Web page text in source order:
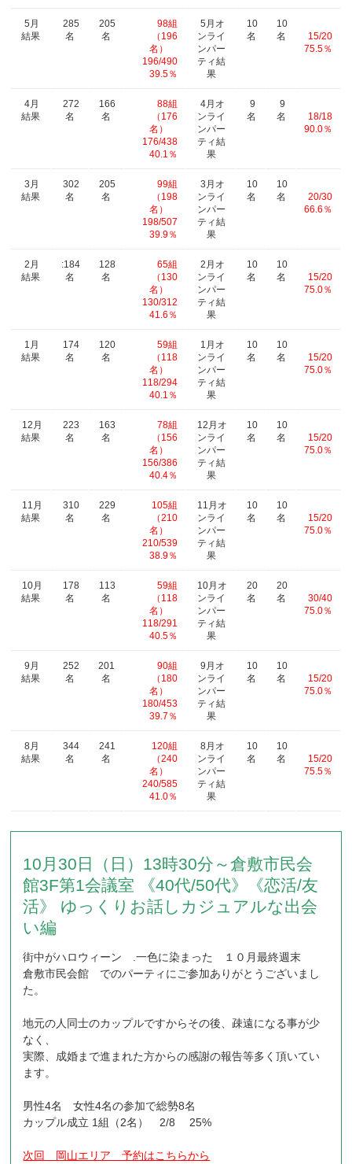
5月
結果
285
名
205
名
98組
（196
名）
196/490
39.5％
5月オ
ンライ
ンパー
ティ結
果
10
名
10
名
15/20
75.5％
4月
結果
272
名
166
名
88組
（176
名）
176/438
40.1％
4月オ
ンライ
ンパー
ティ結
果
9
名
9
名
18/18
90.0％
3月
結果
302
名
205
名
99組
（198
名）
198/507
39.9％
3月オ
ンライ
ンパー
ティ結
果
10
名
10
名
20/30
66.6％
2月
結果
:184
名
128
名
65組
（130
名）
130/312
41.6％
2月オ
ンライ
ンパー
ティ結
果
10
名
10
名
15/20
75.0％
1月
結果
174
名
120
名
59組
（118
名）
118/294
40.1％
1月オ
ンライ
ンパー
ティ結
果
10
名
10
名
15/20
75.0％
12月
結果
223
名
163
名
78組
（156
名）
156/386
40.4％
12月オ
ンライ
ンパー
ティ結
果
10
名
10
名
15/20
75.0％
11月
結果
310
名
229
名
105組
（210
名）
210/539
38.9％
11月オ
ンライ
ンパー
ティ結
果
10
名
10
名
15/20
75.0％
10月
結果
178
名
113
名
59組
（118
名）
118/291
40.5％
10月オ
ンライ
ンパー
ティ結
果
20
名
20
名
30/40
75.0％
9月
結果
252
名
201
名
90組
（180
名）
180/453
39.7％
9月オ
ンライ
ンパー
ティ結
果
10
名
10
名
15/20
75.0％
8月
結果
344
名
241
名
120組
（240
名）
240/585
41.0％
8月オ
ンライ
ンパー
ティ結
果
10
名
10
名
15/20
75.5％
10月30日（日）13時30分～倉敷市民会
館3F第1会議室 《40代/50代》《恋活/友
活》 ゆっくりお話しカジュアルな出会
い編
街中がハロウィーン .一色に染まった １０月最終週末
倉敷市民会館 でのパーティにご参加ありがとうございまし
た。
地元の人同士のカップルですからその後、疎遠になる事が少
なく、
実際、成婚まで進まれた方からの感謝の報告等多く頂いてい
ます。
男性4名 女性4名の参加で総勢8名
カップル成立 1組（2名） 2/8 25%
次回 岡山エリア 予約はこちらから